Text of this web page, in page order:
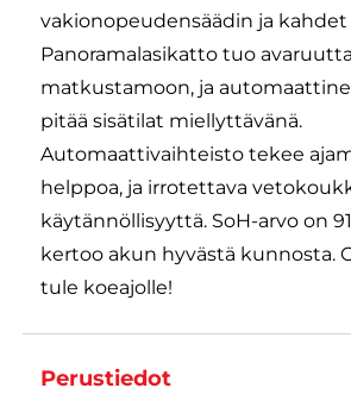
vakionopeudensäädin ja kahdet
Panoramalasikatto tuo avaruutta
matkustamoon, ja
pitää sisätilat miellyttävänä.
Automaattivaihteisto tekee
helppoa, ja irrotettava
käytännöllisyyttä. SoH-arvo on
kertoo akun hyvästä kunnosta.
tule koeajolle!
Perustiedot